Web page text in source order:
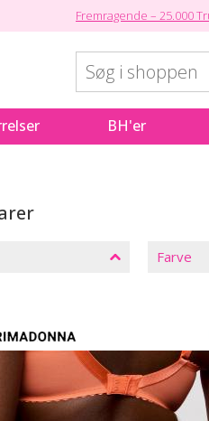
Fremragende – 25.000
BH'er
Farve